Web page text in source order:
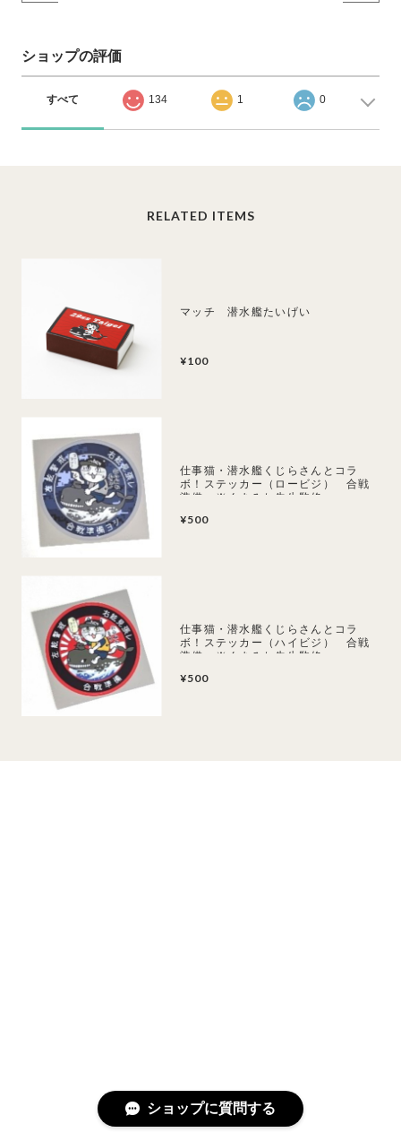
ショップの評価
すべて 134 1 0
RELATED ITEMS
マッチ 潜水艦たいげい
¥100
仕事猫・潜水艦くじらさんとコラ
ボ！ステッカー（ロービジ） 合戦
準備 ※くまみね先生監修
¥500
仕事猫・潜水艦くじらさんとコラ
ボ！ステッカー（ハイビジ） 合戦
準備 ※くまみね先生監修
¥500
ショップに質問する